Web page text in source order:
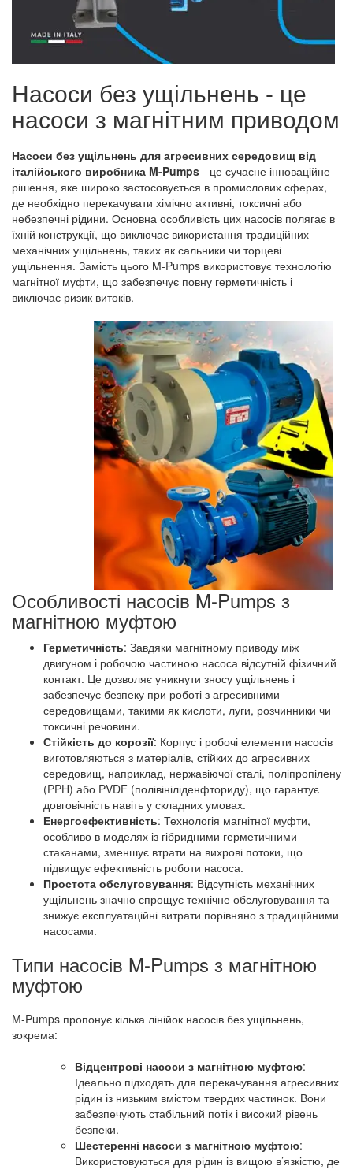
Насоси без ущільнень - це
насоси з магнітним приводом
Насоси без ущільнень для агресивних середовищ від
італійського виробника M-Pumps - це сучасне інноваційне
рішення, яке широко застосовується в промислових сферах,
де необхідно перекачувати хімічно активні, токсичні або
небезпечні рідини. Основна особливість цих насосів полягає в
їхній конструкції, що виключає використання традиційних
механічних ущільнень, таких як сальники чи торцеві
ущільнення. Замість цього M-Pumps використовує технологію
магнітної муфти, що забезпечує повну герметичність і
виключає ризик витоків.
Особливості насосів M-Pumps з
магнітною муфтою
Герметичність: Завдяки магнітному приводу між
двигуном і робочою частиною насоса відсутній фізичний
контакт. Це дозволяє уникнути зносу ущільнень і
забезпечує безпеку при роботі з агресивними
середовищами, такими як кислоти, луги, розчинники чи
токсичні речовини.
Стійкість до корозії: Корпус і робочі елементи насосів
виготовляються з матеріалів, стійких до агресивних
середовищ, наприклад, нержавіючої сталі, поліпропілену
(PPH) або PVDF (полівініліденфториду), що гарантує
довговічність навіть у складних умовах.
Енергоефективність: Технологія магнітної муфти,
особливо в моделях із гібридними герметичними
стаканами, зменшує втрати на вихрові потоки, що
підвищує ефективність роботи насоса.
Простота обслуговування: Відсутність механічних
ущільнень значно спрощує технічне обслуговування та
знижує експлуатаційні витрати порівняно з традиційними
насосами.
Типи насосів M-Pumps з магнітною
муфтою
M-Pumps пропонує кілька лінійок насосів без ущільнень,
зокрема:
Відцентрові насоси з магнітною муфтою:
Ідеально підходять для перекачування агресивних
рідин із низьким вмістом твердих частинок. Вони
забезпечують стабільний потік і високий рівень
безпеки.
Шестеренні насоси з магнітною муфтою:
Використовуються для рідин із вищою в’язкістю, де